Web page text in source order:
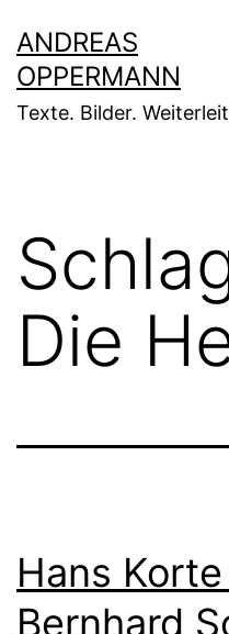
Inhalt
springen
ANDREAS
OPPERMANN
Texte. Bilder.
Die
Hans
Bernhard